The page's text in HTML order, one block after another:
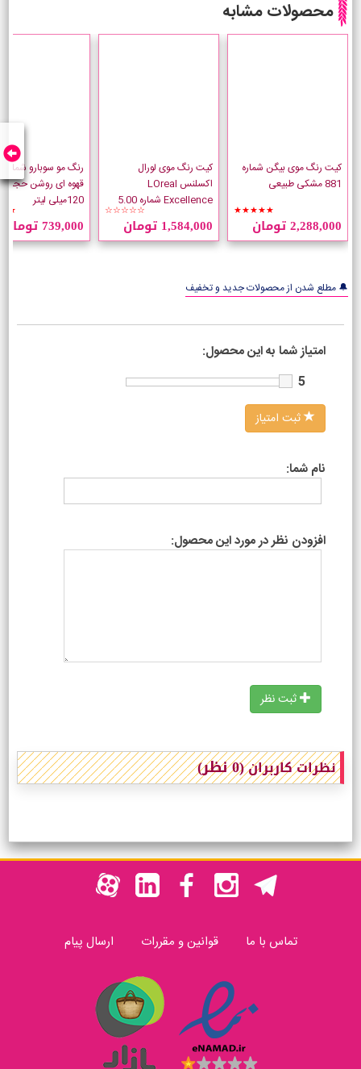
محصولات مشابه
کیت رنگ موی بیگن شماره
881 مشکی طبیعی
★★★★★
2,288,000 تومان
کیت رنگ موی لورال
اکسلنس LOreal
Excellence شماره 5.00
قهوه ای طبیعی روشن☆☆☆☆☆
1,584,000 تومان
قهوه ای روشن حجم
120میلی لیتر
739,000 تومان
🔔 مطلع شدن از محصولات جدید و تخفیف
امتیاز شما به این محصول:
5
ثبت امتیاز
نام شما:
افزودن نظر در مورد این محصول:
ثبت نظر
نظرات کاربران(0 نظر)
تماس با ما قوانین و مقررات ارسال پیام